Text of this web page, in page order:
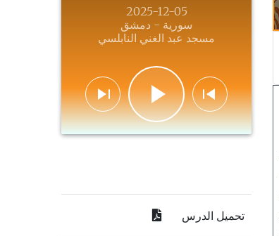
2025-12-05
سورية - دمشق
مسجد عبد الغني النابلسي
تحميل الدرس